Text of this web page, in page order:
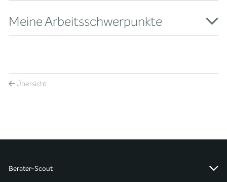
Meine Arbeitsschwerpunkte
Übersicht
Berater-Scout